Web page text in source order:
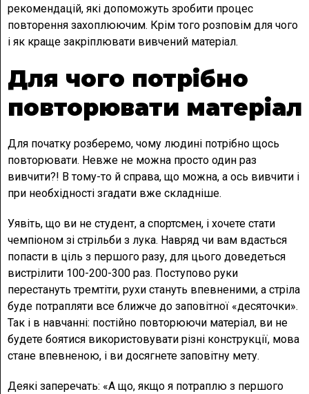
рекомендацій, які допоможуть зробити процес
повторення захоплюючим. Крім того розповім для чого
і як краще закріплювати вивчений матеріал.
Для чого потрібно
повторювати матеріал
Для початку розберемо, чому людині потрібно щось
повторювати. Невже не можна просто один раз
вивчити?! В тому-то й справа, що можна, а ось вивчити і
при необхідності згадати вже складніше.
Уявіть, що ви не студент, а спортсмен, і хочете стати
чемпіоном зі стрільби з лука. Навряд чи вам вдасться
попасти в ціль з першого разу, для цього доведеться
вистрілити 100-200-300 раз. Поступово руки
перестануть тремтіти, рухи стануть впевненими, а стріла
буде потрапляти все ближче до заповітної «десяточки».
Так і в навчанні: постійно повторюючи матеріал, ви не
будете боятися використовувати різні конструкції, мова
стане впевненою, і ви досягнете заповітну мету.
Деякі заперечать: «А що, якщо я потраплю з першого